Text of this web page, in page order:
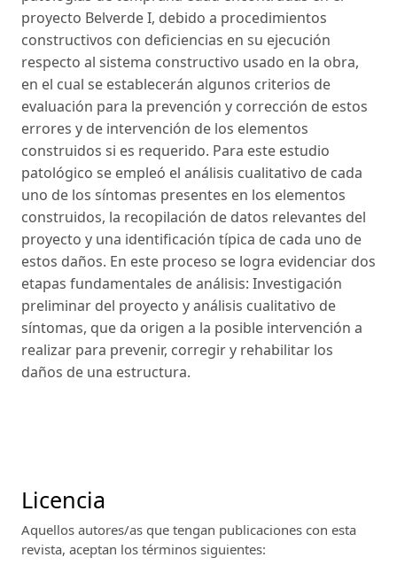
proyecto Belverde I, debido a procedimientos
constructivos con deficiencias en su ejecución
respecto al sistema constructivo usado en la obra,
en el cual se establecerán algunos criterios de
evaluación para la prevención y corrección de estos
errores y de intervención de los elementos
construidos si es requerido. Para este estudio
patológico se empleó el análisis cualitativo de cada
uno de los síntomas presentes en los elementos
construidos, la recopilación de datos relevantes del
proyecto y una identificación típica de cada uno de
estos daños. En este proceso se logra evidenciar dos
etapas fundamentales de análisis: Investigación
preliminar del proyecto y análisis cualitativo de
síntomas, que da origen a la posible intervención a
realizar para prevenir, corregir y rehabilitar los
daños de una estructura.
Licencia
Aquellos autores/as que tengan publicaciones con esta
revista, aceptan los términos siguientes: